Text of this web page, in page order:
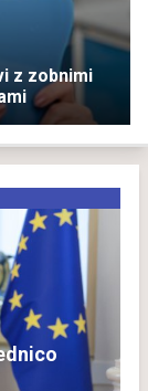
z zobnimi